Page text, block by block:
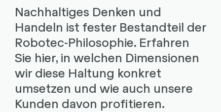
Nachhaltiges Denken und
Handeln ist fester Bestandteil der
Robotec-Philosophie. Erfahren
Sie hier, in welchen Dimensionen
wir diese Haltung konkret
umsetzen und wie auch unsere
Kunden davon profitieren.